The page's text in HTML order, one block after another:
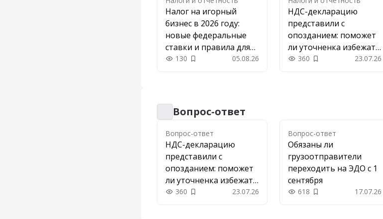
Налог на игорный
бизнес в 2026 году:
новые федеральные
ставки и правила для
казино и букмекеров
130 Добавить в закладки
05.08.26
НДС-декларацию
представили с
опозданием: поможет
ли уточненка избежать
штрафа
360 Добавить в закладки
23.07.26
Вопрос-ответ
Вопрос-ответ
Вопрос-ответ
НДС-декларацию
представили с
опозданием: поможет
ли уточненка избежать
штрафа
360 Добавить в закладки
23.07.26
Вопрос-ответ
Обязаны ли
грузоотправители
переходить на ЭДО с 1
сентября
618 Добавить в закладки
17.07.26